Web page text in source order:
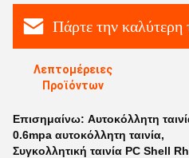
Πάρτε την καλύτερη
Λεπτομέρειες
Προϊόντων
Επισημαίνω: Αυτοκόλλητη
0.6mpa αυτοκόλλητη ταινία,
Συγκολλητική ταινία PC Shell